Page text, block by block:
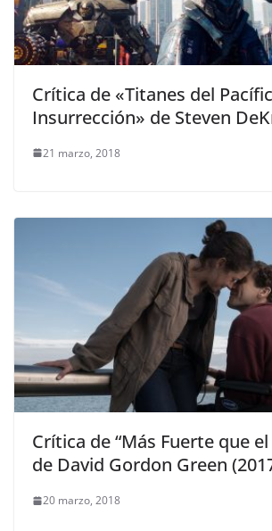
Crítica de «Titanes del
Insurrección» de Steven
21 marzo, 2018
Crítica de “Más Fuerte que
de David Gordon Green
20 marzo, 2018